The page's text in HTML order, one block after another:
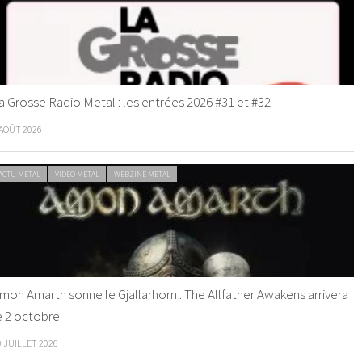
Grosse Radio Metal : les entrées 2026 #31 et #32
2026
METAL VIDEO METAL WEBZINE METAL
Amarth sonne le Gjallarhorn : The Allfather Awakens arrivera
2 octobre
JUILLET 2026